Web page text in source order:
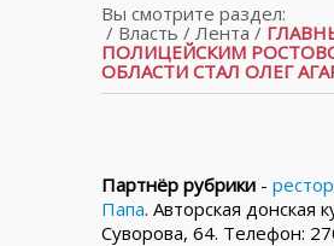
Вы смотрите раздел:
/ Власть / Лента /
ПОЛИЦЕЙСКИМ
ОБЛАСТИ СТАЛ ОЛЕГ
Партнёр рубрики -
Папа. Авторская донская
Суворова, 64. Телефон: